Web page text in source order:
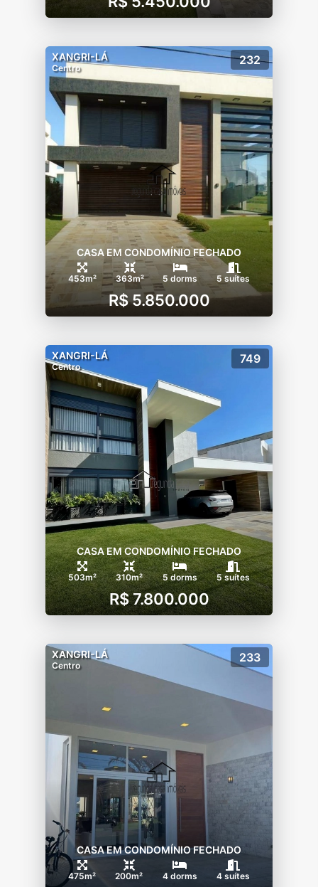
XANGRI-LÁ
Centro
232
CASA EM CONDOMÍNIO FECHADO
453m² 363m² 5 dorms 5 suítes
R$ 5.850.000
XANGRI-LÁ
Centro
749
CASA EM CONDOMÍNIO FECHADO
503m² 310m² 5 dorms 5 suítes
R$ 7.800.000
XANGRI-LÁ
Centro
233
CASA EM CONDOMÍNIO FECHADO
475m² 200m² 4 dorms 4 suítes